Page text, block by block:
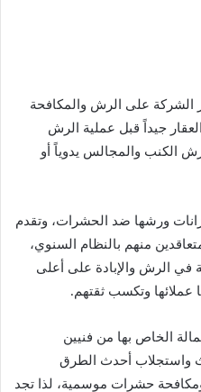
الشركة على الرش والمكافحة
جيداً قبل عملية الرش
الكنب والمجالس يدوياً أو
ورشها ضد الحشرات، وتقدم
منهم بالنظام السنوي،
في الرش والإبادة على أعلى
عملائها وتكسب ثقتهم.
الخاص بها من فنيين
واستجلاب أحدث الطرق
حشرات موسمية، لذا تجد